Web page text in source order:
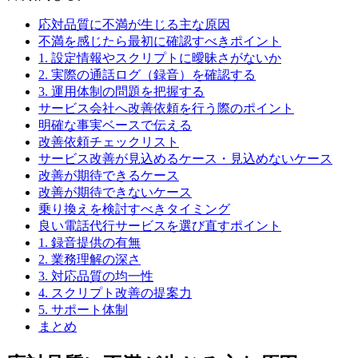
応対品質に不満が生じる主な原因
不満を感じたら最初に確認すべきポイント
1. 設定情報やスクリプトに曖昧さがないか
2. 実際の通話ログ（録音）を確認する
3. 運用体制の問題を把握する
サービス会社へ改善依頼を行う際のポイント
明確な事実ベースで伝える
改善依頼チェックリスト
サービス改善が見込めるケース・見込めないケース
改善が期待できるケース
改善が期待できないケース
乗り換えを検討すべきタイミング
良い電話代行サービスを選び直すポイント
1. 録音提供の有無
2. 業務理解の深さ
3. 対応品質の均一性
4. スクリプト改善の提案力
5. サポート体制
まとめ